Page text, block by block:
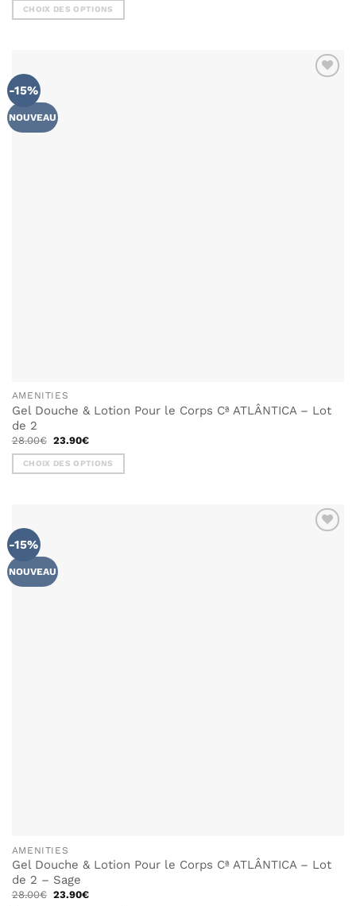
initial
était :
25.50€.
actuel
est :
21.90€.
CHOIX DES OPTIONS
plusieurs
variations.
Les
options
-15%
NOUVEAU
AMENITIES
Gel Douche & Lotion Pour le Corps Cª ATLÂNTICA – Lot
de 2
28.00€ Le
initial
était :
28.00€.
23.90€Le
actuel
est :
23.90€.
CHOIX DES OPTIONS
plusieurs
variations.
Les
options
-15%
NOUVEAU
AMENITIES
Gel Douche & Lotion Pour le Corps Cª ATLÂNTICA – Lot
de 2 – Sage
28.00€ Le
23.90€Le